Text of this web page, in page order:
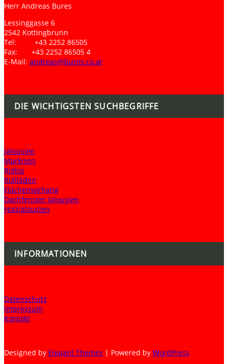
Herr Andreas Bures
Lessinggasse 6
2542 Kottingbrunn
Tel: +43 2252 86505
Fax: +43 2252 86505 4
E-Mail: andreas@bures.co.at
DIE WICHTIGSTEN SUCHBEGRIFFE
Jalousien
Markisen
Rollos
Rollläden
Flächenvorhang
Dachfenster Jalousien
Holzjalousien
INFORMATIONEN
Datenschutz
Impressum
Kontakt
Designed by Elegant Themes | Powered by WordPress